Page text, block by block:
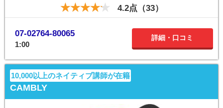
4.2点（33）
07-02764-80065
1:00
詳細・口コミ
10,000以上のネイティブ講師が在籍
CAMBLY